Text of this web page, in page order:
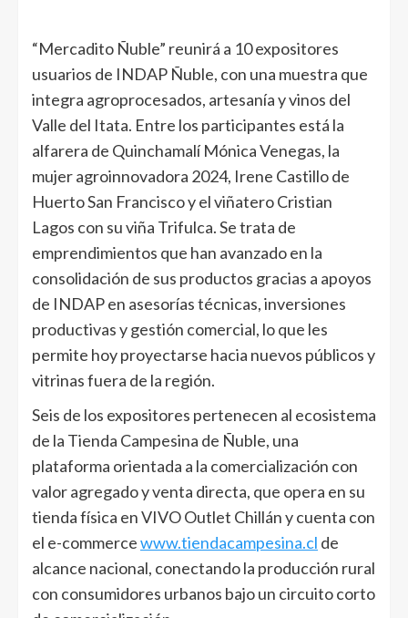
“Mercadito Ñuble” reunirá a 10 expositores
usuarios de INDAP Ñuble, con una muestra que
integra agroprocesados, artesanía y vinos del
Valle del Itata. Entre los participantes está la
alfarera de Quinchamalí Mónica Venegas, la
mujer agroinnovadora 2024, Irene Castillo de
Huerto San Francisco y el viñatero Cristian
Lagos con su viña Trifulca. Se trata de
emprendimientos que han avanzado en la
consolidación de sus productos gracias a apoyos
de INDAP en asesorías técnicas, inversiones
productivas y gestión comercial, lo que les
permite hoy proyectarse hacia nuevos públicos y
vitrinas fuera de la región.
Seis de los expositores pertenecen al ecosistema
de la Tienda Campesina de Ñuble, una
plataforma orientada a la comercialización con
valor agregado y venta directa, que opera en su
tienda física en VIVO Outlet Chillán y cuenta con
el e-commercewww.tiendacampesina.cl de
alcance nacional, conectando la producción rural
con consumidores urbanos bajo un circuito corto